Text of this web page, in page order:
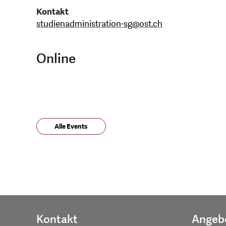
Kontakt
studienadministration-sg@ost.ch
Online
Alle Events
Kontakt